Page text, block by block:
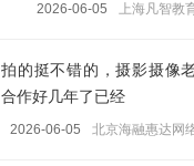
2026-06-05 上海凡智教
拍的挺不错的，摄影摄像
合作好几年了已经
2026-06-05 北京海融惠达网